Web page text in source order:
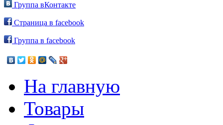
Группа вКонтакте
Страница в facebook
Группа в facebook
На главную
Товары